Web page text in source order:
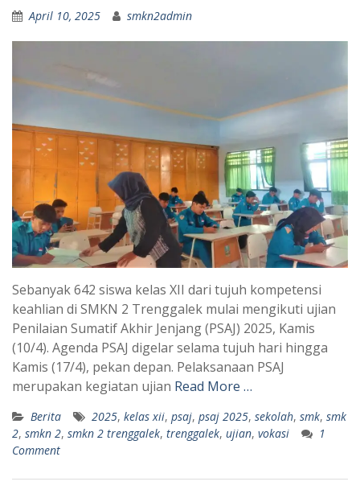
April 10, 2025 smkn2admin
Sebanyak 642 siswa kelas XII dari tujuh kompetensi
keahlian di SMKN 2 Trenggalek mulai mengikuti ujian
Penilaian Sumatif Akhir Jenjang (PSAJ) 2025, Kamis
(10/4). Agenda PSAJ digelar selama tujuh hari hingga
Kamis (17/4), pekan depan. Pelaksanaan PSAJ
merupakan kegiatan ujian Read More …
Berita 2025, kelas xii, psaj, psaj 2025, sekolah, smk, smk
2, smkn 2, smkn 2 trenggalek, trenggalek, ujian, vokasi
1
Comment